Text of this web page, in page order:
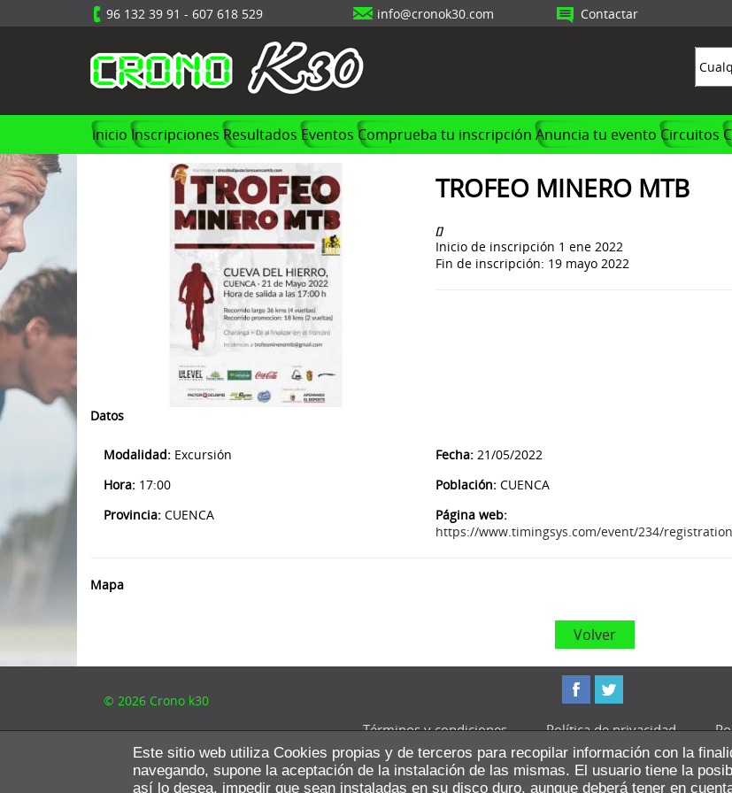
96 132 39 91 - 607 618 529 info@cronok30.com Contactar
inicio Inscripciones Resultados Eventos Comprueba tu inscripción Anuncia tu evento Circuitos
TROFEO MINERO MTB
[]
Inicio de inscripción 1 ene 2022
Fin de inscripción: 19 mayo 2022
Datos
Modalidad: Excursión Fecha: 21/05/2022
Hora: 17:00 Población: CUENCA
Provincia: CUENCA
Página web:
https://www.timingsys.com/event/234/
Mapa
Volver
© 2026 Crono k30
Términos y condiciones Política de privacidad
Este sitio web utiliza Cookies propias y de terceros para recopilar información con la
navegando, supone la aceptación de la instalación de las mismas. El usuario tiene la
así lo desea, impedir que sean instaladas en su disco duro, aunque deberá tener en